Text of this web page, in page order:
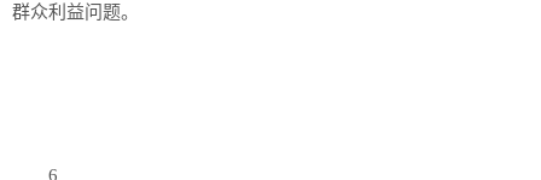
群众利益问题。
6